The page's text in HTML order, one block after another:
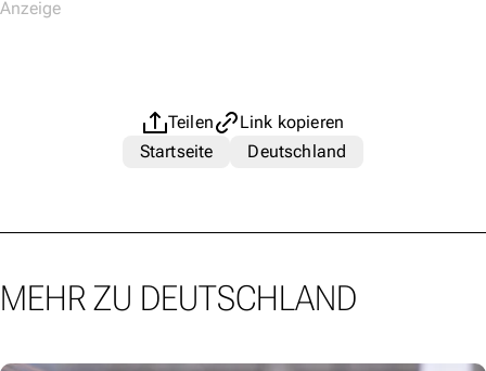
Teilen
Link kopieren
Startseite
Deutschland
MEHR ZU DEUTSCHLAND